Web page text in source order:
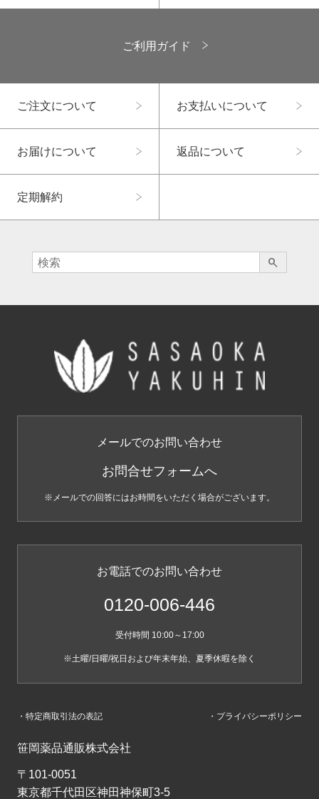
ご利用ガイド
ご注文について お支払いについて
お届けについて 返品について
定期解約
search
メールでのお問い合わせ
お問合せフォームへ
※メールでの回答にはお時間をいただく場合がございます。
お電話でのお問い合わせ
0120-006-446
受付時間 10:00～17:00
※土曜/日曜/祝日および年末年始、夏季休暇を除く
・特定商取引法の表記 ・プライバシーポリシー
笹岡薬品通販株式会社
〒101-0051
東京都千代田区神田神保町3-5